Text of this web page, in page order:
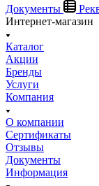
Документы
Интернет-магазин
Каталог
Акции
Бренды
Услуги
Компания
О компании
Сертификаты
Отзывы
Документы
Информация